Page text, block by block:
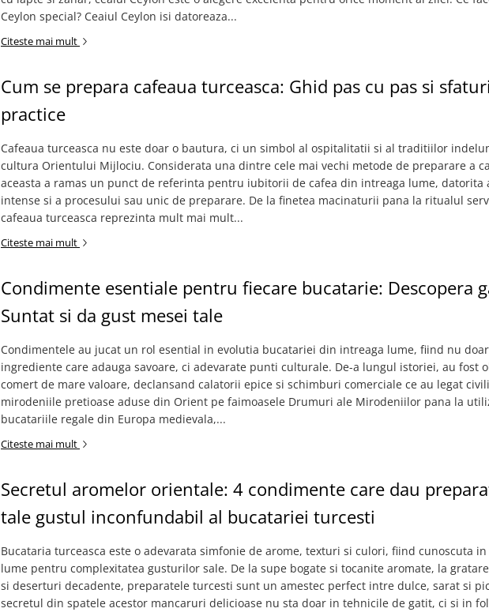
Ceylon special? Ceaiul Ceylon isi datoreaza...
Citeste mai mult
Cum se prepara cafeaua turceasca: Ghid pas cu pas si sfaturi
practice
Cafeaua turceasca nu este doar o bautura, ci un simbol al ospitalitatii si al traditiilor
cultura Orientului Mijlociu. Considerata una dintre cele mai vechi metode de preparare a
aceasta a ramas un punct de referinta pentru iubitorii de cafea din intreaga lume, datorita
intense si a procesului sau unic de preparare. De la finetea macinaturii pana la ritualul
cafeaua turceasca reprezinta mult mai mult...
Citeste mai mult
Condimente esentiale pentru fiecare bucatarie: Descopera
Suntat si da gust mesei tale
Condimentele au jucat un rol esential in evolutia bucatariei din intreaga lume, fiind nu doar
ingrediente care adauga savoare, ci adevarate punti culturale. De-a lungul istoriei, au fost
comert de mare valoare, declansand calatorii epice si schimburi comerciale ce au legat
mirodeniile pretioase aduse din Orient pe faimoasele Drumuri ale Mirodeniilor pana la
bucatariile regale din Europa medievala,...
Citeste mai mult
Secretul aromelor orientale: 4 condimente care dau
tale gustul inconfundabil al bucatariei turcesti
Bucataria turceasca este o adevarata simfonie de arome, texturi si culori, fiind cunoscuta
lume pentru complexitatea gusturilor sale. De la supe bogate si tocanite aromate, la
si deserturi decadente, preparatele turcesti sunt un amestec perfect intre dulce, sarat si
secretul din spatele acestor mancaruri delicioase nu sta doar in tehnicile de gatit, ci si in